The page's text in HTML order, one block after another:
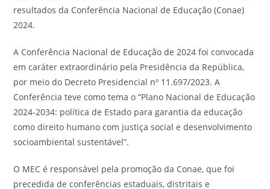
resultados da Conferência Nacional de Educação (Conae)
2024.
A Conferência Nacional de Educação de 2024 foi convocada
em caráter extraordinário pela Presidência da República,
por meio do Decreto Presidencial nº 11.697/2023. A
Conferência teve como tema o “Plano Nacional de Educação
2024-2034: política de Estado para garantia da educação
como direito humano com justiça social e desenvolvimento
socioambiental sustentável”.
O MEC é responsável pela promoção da Conae, que foi
precedida de conferências estaduais, distritais e